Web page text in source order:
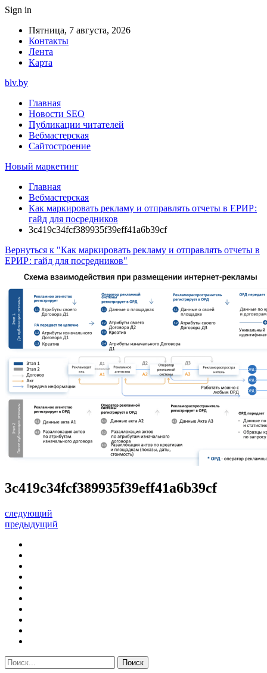
Sign in
Пятница, 7 августа, 2026
Контакты
Лента
Карта
blv.by
Главная
Новости SEO
Публикации читателей
Вебмастерская
Сайтостроение
Новый маркетинг
Главная
Вебмастерская
Как маркировать рекламу и отправлять отчеты в ЕРИР:
гайд для посредников
3c419c34fcf389935f39eff41a6b39cf
Вернуться к "Как маркировать рекламу и отправлять отчеты в
ЕРИР: гайд для посредников"
3c419c34fcf389935f39eff41a6b39cf
следующий
предыдущий